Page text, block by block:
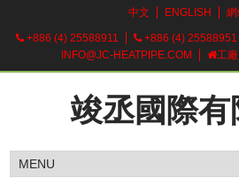
中文 ENGLISH 網
+886 (4) 25588911 +886 (4) 25588951
INFO@JC-HEATPIPE.COM
工
竣丞國際有